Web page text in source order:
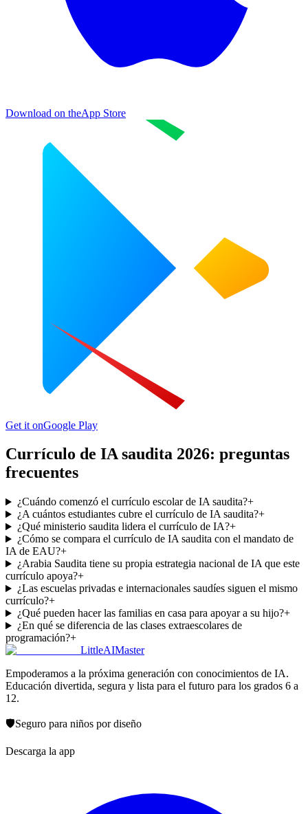
Download on theApp Store
Get it onGoogle Play
Currículo de IA saudita 2026: preguntas
frecuentes
¿Cuándo comenzó el currículo escolar de IA saudita?+
¿A cuántos estudiantes cubre el currículo de IA saudita?+
¿Qué ministerio saudita lidera el currículo de IA?+
¿Cómo se compara el currículo de IA saudita con el mandato de
IA de EAU?+
¿Arabia Saudita tiene su propia estrategia nacional de IA que este
currículo apoya?+
¿Las escuelas privadas e internacionales saudíes siguen el mismo
currículo?+
¿Qué pueden hacer las familias en casa para apoyar a su hijo?+
¿En qué se diferencia de las clases extraescolares de
programación?+
LittleAIMaster
Empoderamos a la próxima generación con conocimientos de IA.
Educación divertida, segura y lista para el futuro para los grados 6 a
12.
🛡️Seguro para niños por diseño
Descarga la app